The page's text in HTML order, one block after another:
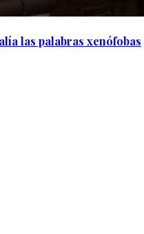
las palabras xenófobas